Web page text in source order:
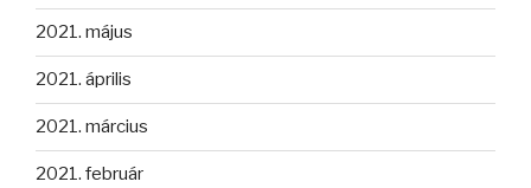
2021. május
2021. április
2021. március
2021. február